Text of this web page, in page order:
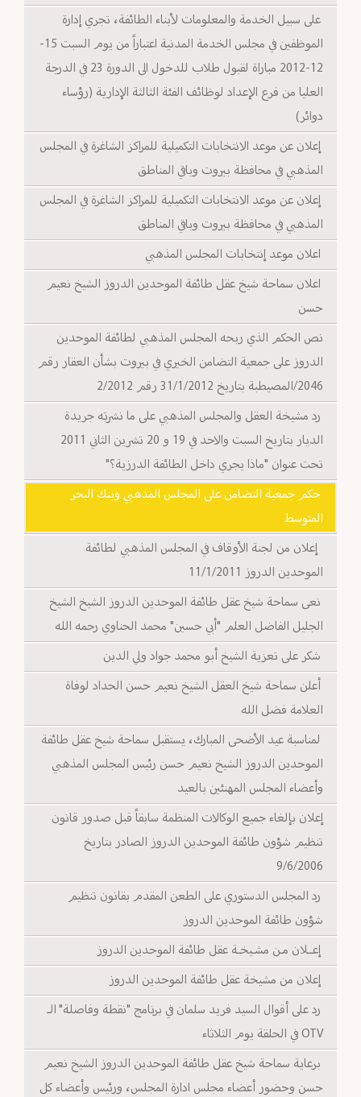
على سبيل الخدمة والمعلومات لأبناء الطائفة، تجري إدارة
الموظفين في مجلس الخدمة المدنية اعتباراً من يوم السبت 15-
12-2012 مباراة لقبول طلاب للدخول الى الدورة 23 في الدرجة
العليا من فرع الإعداد لوظائف الفئة الثالثة الإدارية (رؤساء
دوائر)
إعلان عن موعد الانتخابات التكميلية للمراكز الشاغرة في المجلس
المذهبي في محافظة بيروت وباقي المناطق
إعلان عن موعد الانتخابات التكميلية للمراكز الشاغرة في المجلس
المذهبي في محافظة بيروت وباقي المناطق
اعلان موعد إنتخابات المجلس المذهبي
اعلان سماحة شيخ عقل طائفة الموحدين الدروز الشيخ نعيم
حسن
نص الحكم الذي ربحه المجلس المذهبي لطائفة الموحدين
الدروز على جمعية التضامن الخيري في بيروت بشأن العقار رقم
2046/المصيطبة بتاريخ 31/1/2012 رقم 2/2012
رد مشيخة العقل والمجلس المذهبي على ما نشرته جريدة
الديار بتاريخ السبت والاحد في 19 و 20 تشرين الثاني 2011
تحت عنوان "ماذا يجري داخل الطائفة الدرزية؟"
حكم جمعية التضامن على المجلس المذهبي وبنك البحر
المتوسط
إعلان من لجنة الأوقاف في المجلس المذهبي لطائفة
الموحدين الدروز 11/1/2011
نعى سماحة شيخ عقل طائفة الموحدين الدروز الشيخ الشيخ
الجليل الفاضل العلم "أبي حسين" محمد الحناوي رحمه الله
شكر على تعزية الشيخ أبو محمد جواد ولي الدين
أعلن سماحة شيخ العقل الشيخ نعيم حسن الحداد لوفاة
العلامة فضل الله
لمناسبة عيد الأضحى المبارك، يستقبل سماحة شيخ عقل طائفة
الموحدين الدروز الشيخ نعيم حسن رئيس المجلس المذهبي
وأعضاء المجلس المهنئين بالعيد
إعلان بإلغاء جميع الوكالات المنظمة سابقاً قبل صدور قانون
تنظيم شؤون طائفة الموحدين الدروز الصادر بتاريخ
9/6/2006
رد المجلس الدستوري على الطعن المقدم بقانون تنظيم
شؤون طائفة الموحدين الدروز
إعــلان مـن مشـيخـة عقل طائفة الموحدين الدروز
إعلان من مشيخة عقل طائفة الموحدين الدروز
رد على أقوال السيد فريد سلمان في برنامج "نقطة وفاصلة" الـ
OTV في الحلقة يوم الثلاثاء
برعاية سماحة شيخ عقل طائفة الموحدين الدروز الشيخ نعيم
حسن وحضور أعضاء مجلس ادارة المجلس، ورئيس وأعضاء كل